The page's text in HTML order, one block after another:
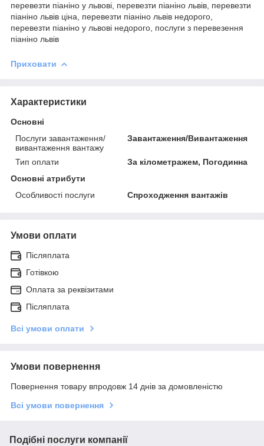
перевезти піаніно у львові, перевезти піаніно львів, перевезти
піаніно львів ціна, перевезти піаніно львів недорого,
перевезти піаніно у львові недорого, послуги з перевезення
піаніно львів
Приховати
Характеристики
Основні
Послуги завантаження/
вивантаження вантажу
Завантаження/Вивантаження
Тип оплати
За кілометражем, Погодинна
Основні атрибути
Особливості послуги
Спроходження вантажів
Умови оплати
Післяплата
Готівкою
Оплата за реквізитами
Післяплата
Всі умови оплати
Умови повернення
Повернення товару впродовж 14 днів за домовленістю
Всі умови повернення
Подібні послуги компанії